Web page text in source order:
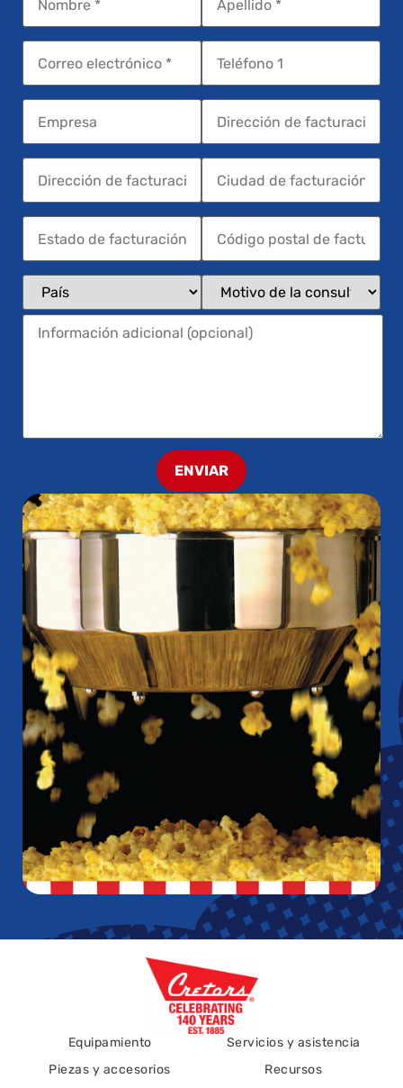
ENVIAR
Equipamiento
Piezas y accesorios
Servicios y asistencia
Recursos